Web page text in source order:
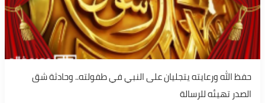
حفظ الله ورعايته يتجليان على النبي في طفولته.. وحادثة شق
الصدر تهيئه للرسالة